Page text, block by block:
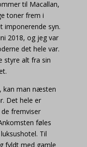
til Macallan,
toner frem i
imponerende syn.
2018, og jeg var
det hele var.
styre alt fra sin
kan man næsten
Det hele er
fremviser
føles
Til
fyldt med gamle